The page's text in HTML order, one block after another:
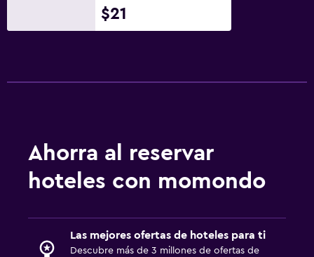
$21
Ahorra al reservar
hoteles con momondo
Las mejores ofertas de hoteles para ti
Descubre más de 3 millones de ofertas de